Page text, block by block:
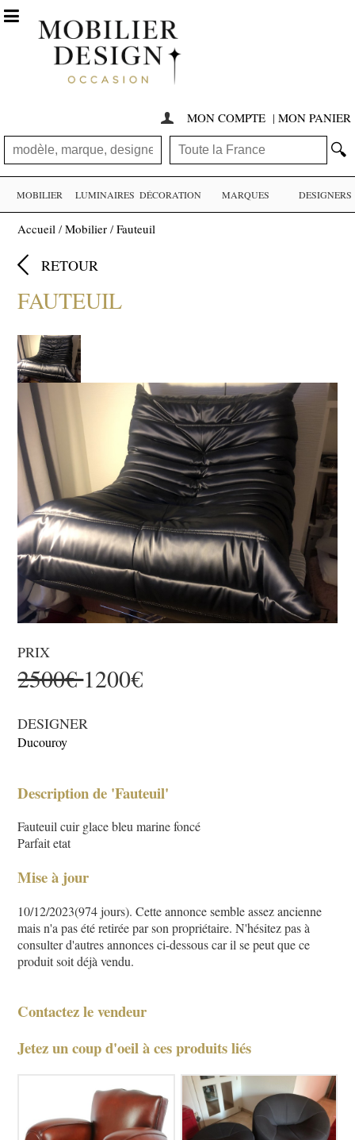
 MON COMPTE | MON PANIER
🔍

MOBILIER LUMINAIRES DÉCORATION MARQUES DESIGNERS
Accueil /Mobilier /Fauteuil
 RETOUR
FAUTEUIL
PRIX
2500€1200€
DESIGNER
Ducouroy
Description de 'Fauteuil'
Fauteuil cuir glace bleu marine foncé
Parfait etat
Mise à jour
10/12/2023(974 jours). Cette annonce semble assez ancienne
mais n'a pas été retirée par son propriétaire. N'hésitez pas à
consulter d'autres annonces ci-dessous car il se peut que ce
produit soit déjà vendu.
Contactez le vendeur
Jetez un coup d'oeil à ces produits liés